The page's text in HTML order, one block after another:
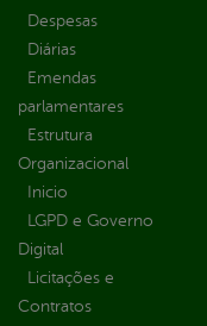
Despesas
Diárias
Emendas
parlamentares
Estrutura
Organizacional
Inicio
LGPD e Governo
Digital
Licitações e
Contratos